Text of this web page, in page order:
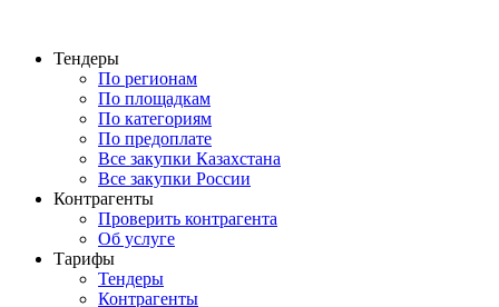
Тендеры
По регионам
По площадкам
По категориям
По предоплате
Все закупки Казахстана
Все закупки России
Контрагенты
Проверить контрагента
Об услуге
Тарифы
Тендеры
Контрагенты